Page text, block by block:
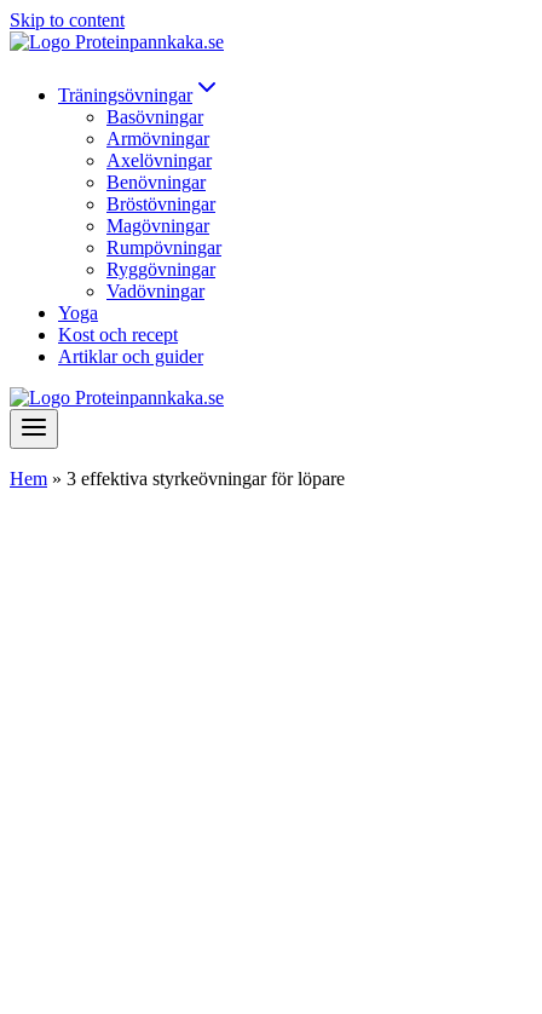
Skip to content
Träningsövningar
Basövningar
Armövningar
Axelövningar
Benövningar
Bröstövningar
Magövningar
Rumpövningar
Ryggövningar
Vadövningar
Yoga
Kost och recept
Artiklar och guider
Hem » 3 effektiva styrkeövningar för löpare